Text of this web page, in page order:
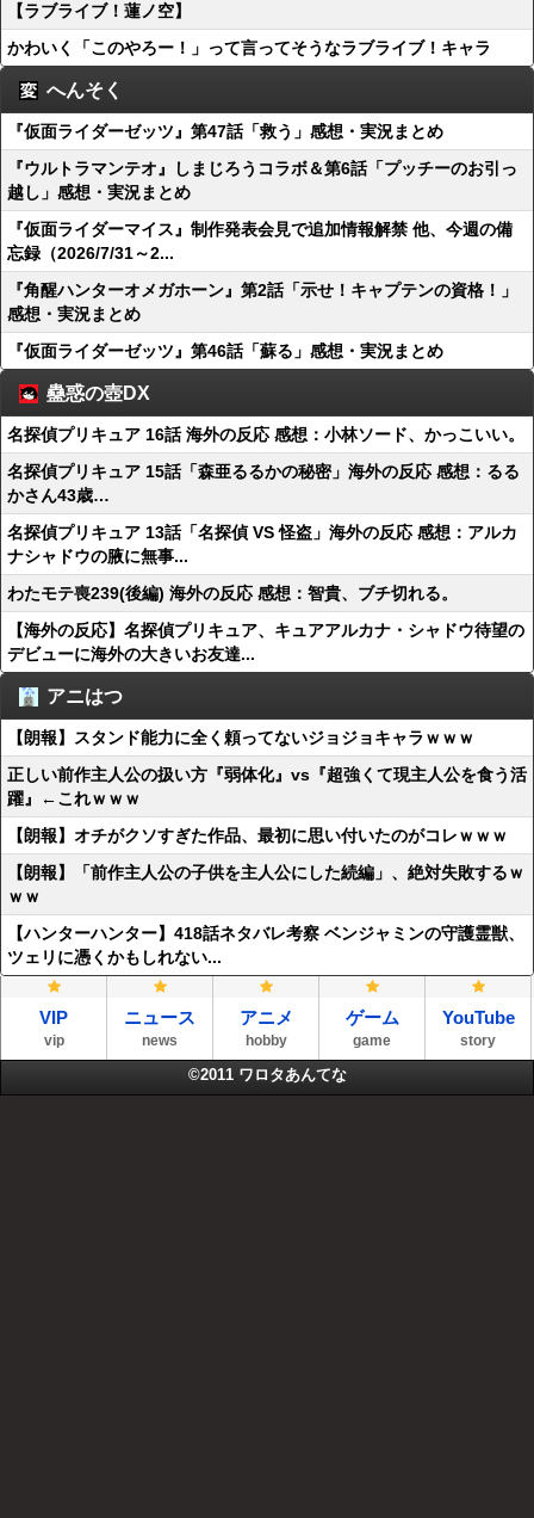
【ラブライブ！蓮ノ空】
かわいく「このやろー！」って言ってそうなラブライブ！キャラ
へんそく
『仮面ライダーゼッツ』第47話「救う」感想・実況まとめ
『ウルトラマンテオ』しまじろうコラボ＆第6話「プッチーのお引っ
越し」感想・実況まとめ
『仮面ライダーマイス』制作発表会見で追加情報解禁 他、今週の備
忘録（2026/7/31～2...
『角醒ハンターオメガホーン』第2話「示せ！キャプテンの資格！」
感想・実況まとめ
『仮面ライダーゼッツ』第46話「蘇る」感想・実況まとめ
蠱惑の壺DX
名探偵プリキュア 16話 海外の反応 感想：小林ソード、かっこいい。
名探偵プリキュア 15話「森亜るるかの秘密」海外の反応 感想：るる
かさん43歳…
名探偵プリキュア 13話「名探偵 VS 怪盗」海外の反応 感想：アルカ
ナシャドウの腋に無事...
わたモテ喪239(後編) 海外の反応 感想：智貴、ブチ切れる。
【海外の反応】名探偵プリキュア、キュアアルカナ・シャドウ待望の
デビューに海外の大きいお友達...
アニはつ
【朗報】スタンド能力に全く頼ってないジョジョキャラｗｗｗ
正しい前作主人公の扱い方『弱体化』vs『超強くて現主人公を食う活
躍』←これｗｗｗ
【朗報】オチがクソすぎた作品、最初に思い付いたのがコレｗｗｗ
【朗報】「前作主人公の子供を主人公にした続編」、絶対失敗するｗ
ｗｗ
【ハンターハンター】418話ネタバレ考察 ベンジャミンの守護霊獣、
ツェリに憑くかもしれない...
VIP
vip
ニュース
news
アニメ
hobby
ゲーム
game
YouTube
story
©2011 ワロタあんてな